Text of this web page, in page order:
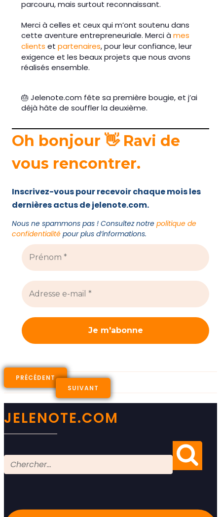
parcouru, mais surtout reconnaissant.
Merci à celles et ceux qui m’ont soutenu dans
cette aventure entrepreneuriale. Merci à mes
clients et partenaires, pour leur confiance, leur
exigence et les beaux projets que nous avons
réalisés ensemble.
🎂 Jelenote.com fête sa première bougie, et j’ai
déjà hâte de souffler la deuxième.
Oh bonjour 👋 Ravi de
vous rencontrer.
Inscrivez-vous pour recevoir chaque mois les
dernières actus de jelenote.com.
Nous ne spammons pas ! Consultez notre politique de
confidentialité pour plus d’informations.
PRÉCÉDENT
SUIVANT
JELENOTE.COM